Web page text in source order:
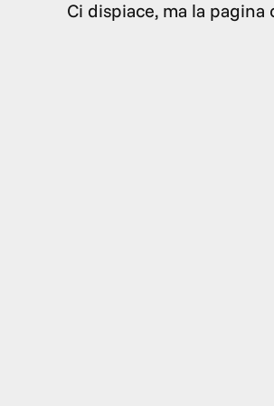
Ci dispiace, ma la